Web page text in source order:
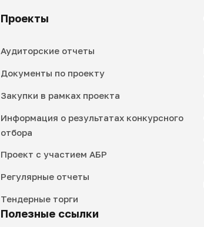
Проекты
Аудиторские отчеты
Документы по проекту
Закупки в рамках проекта
Информация о результатах конкурсного
отбора
Проект с участием АБР
Регулярные отчеты
Тендерные торги
Полезные ссылки